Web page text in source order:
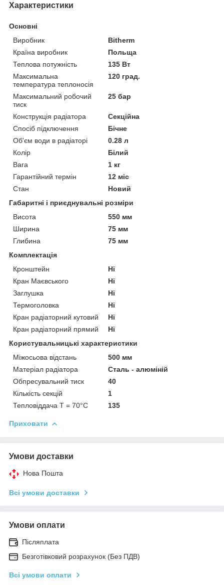
Характеристики
Основні
Виробник
Bitherm
Країна виробник
Польща
Теплова потужність
135 Вт
Максимальна
температура теплоносія
120 град.
Максимальний робочий
тиск
25 бар
Конструкція радіатора
Секційна
Спосіб підключення
Бічне
Об'єм води в радіаторі
0.28 л
Колір
Білий
Вага
1 кг
Гарантійний термін
12 міс
Стан
Новий
Габаритні і приєднувальні розміри
Висота
550 мм
Ширина
75 мм
Глибина
75 мм
Комплектація
Кронштейн
Ні
Кран Маєвського
Ні
Заглушка
Ні
Термоголовка
Ні
Кран радіаторний кутовий
Ні
Кран радіаторний прямий
Ні
Користувальницькі характеристики
Міжосьова відстань
500 мм
Матеріал радіатора
Сталь - алюміній
Обпресувальний тиск
40
Кількість секцій
1
Тепловіддача T = 70°C
135
Приховати
Умови доставки
Нова Пошта
Всі умови доставки
Умови оплати
Післяплата
Безготівковий розрахунок (Без ПДВ)
Всі умови оплати